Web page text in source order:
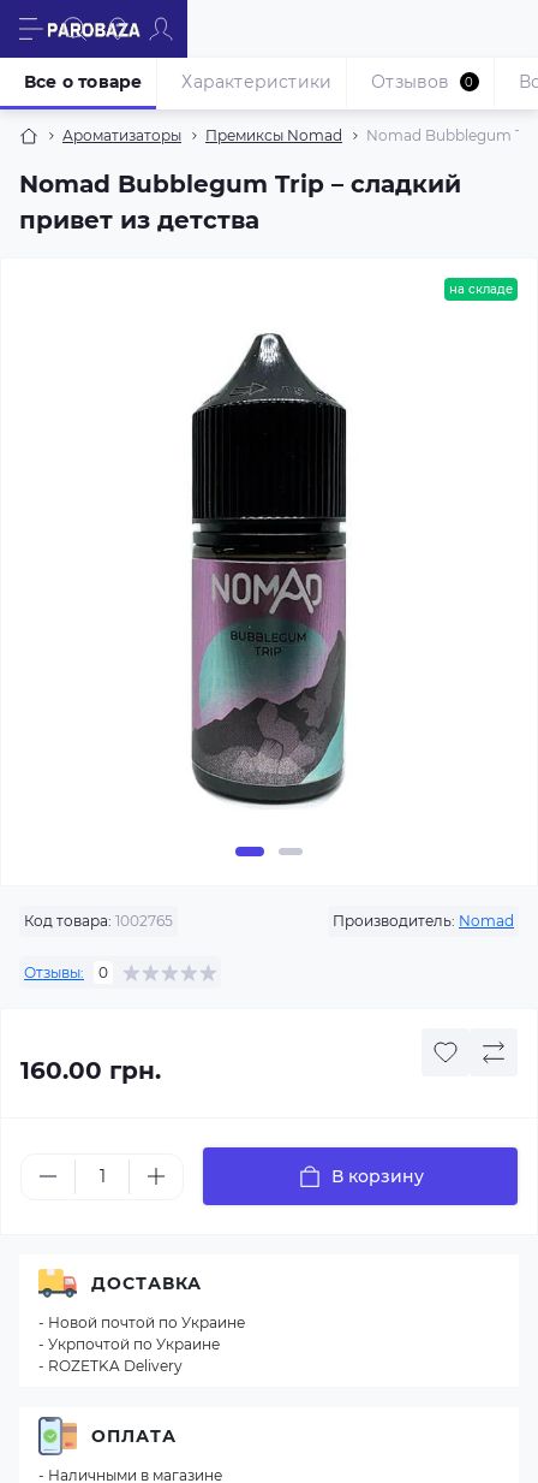
Ароматизаторы Премиксы Nomad Nomad Bubblegum
Nomad Bubblegum Trip – сладкий
привет из детства
Все о товаре Характеристики Отзывов 0
на складе
Код товара: 1002765 Производитель: Nomad
Отзывы: 0
160.00 грн.
В корзину
ДОСТАВКА
- Новой почтой по Украине
- Укрпочтой по Украине
- ROZETKA Delivery
ОПЛАТА
- Наличными в магазине